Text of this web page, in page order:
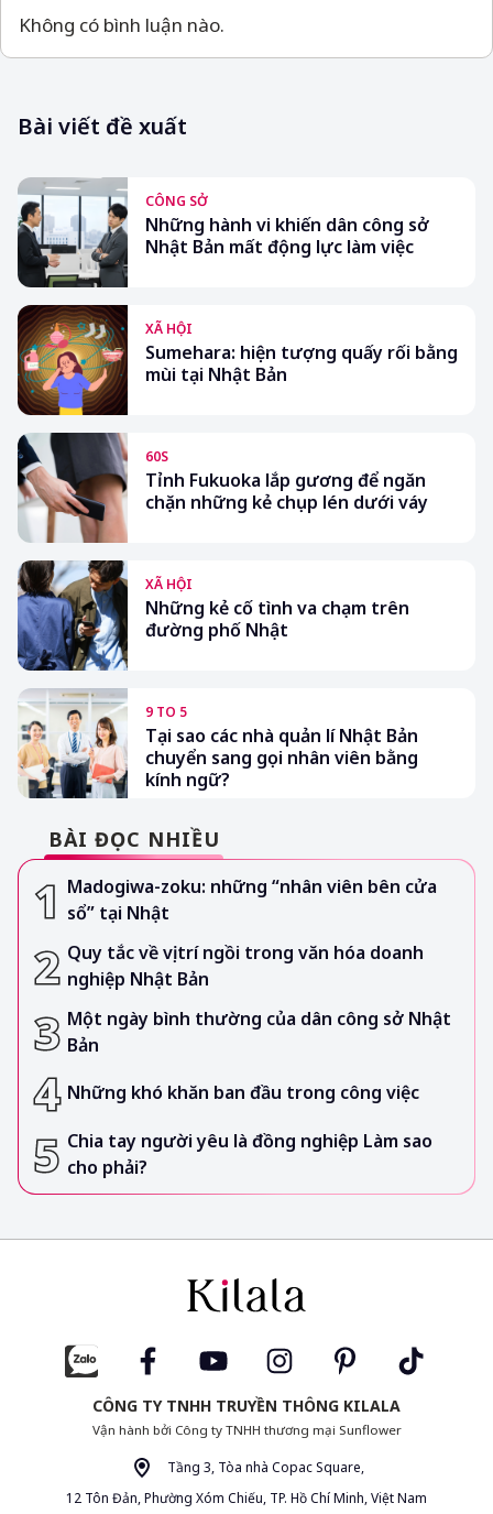
Không có bình luận nào.
Bài viết đề xuất
CÔNG SỞ
Những hành vi khiến dân công sở
Nhật Bản mất động lực làm việc
XÃ HỘI
Sumehara: hiện tượng quấy rối bằng
mùi tại Nhật Bản
60S
Tỉnh Fukuoka lắp gương để ngăn
chặn những kẻ chụp lén dưới váy
XÃ HỘI
Những kẻ cố tình va chạm trên
đường phố Nhật
9 TO 5
Tại sao các nhà quản lí Nhật Bản
chuyển sang gọi nhân viên bằng
kính ngữ?
BÀI ĐỌC NHIỀU
Madogiwa-zoku: những “nhân viên bên cửa
sổ” tại Nhật
Quy tắc về vị trí ngồi trong văn hóa doanh
nghiệp Nhật Bản
Một ngày bình thường của dân công sở Nhật
Bản
Những khó khăn ban đầu trong công việc
Chia tay người yêu là đồng nghiệp Làm sao
cho phải?
CÔNG TY TNHH TRUYỀN THÔNG KILALA
Vận hành bởi Công ty TNHH thương mại Sunflower
Tầng 3, Tòa nhà Copac Square,
12 Tôn Đản, Phường Xóm Chiếu, TP. Hồ Chí Minh, Việt Nam